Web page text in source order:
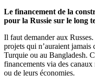
Le financement de la
pour la Russie sur le long
Il faut demander aux
projets qui n’auraient jamais
Turquie ou au Bangladesh.
financements via des
ou de leurs économies.